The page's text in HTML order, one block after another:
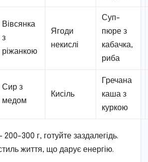
Вівсянка
з
ріжанкою
Ягоди
некислі
Суп-
пюре з
кабачка,
риба
Сир з
медом
Кисіль
Гречана
каша з
куркою
300 г, готуйте заздалегідь.
життя, що дарує енергію.